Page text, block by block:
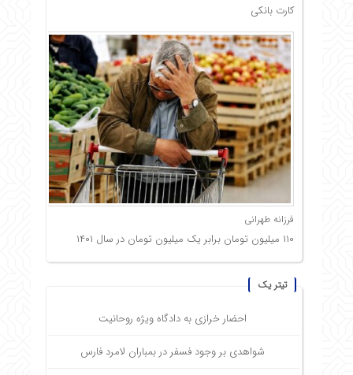
کارت بانکی
فرزانه طهرانی
۱۱۰ میلیون تومان برابر یک میلیون تومان در سال ۱۴۰۱
تیتر یک
احضار خرازی به دادگاه ویژه روحانیت
شواهدی بر وجود فسفر در بمباران لامرد فارس